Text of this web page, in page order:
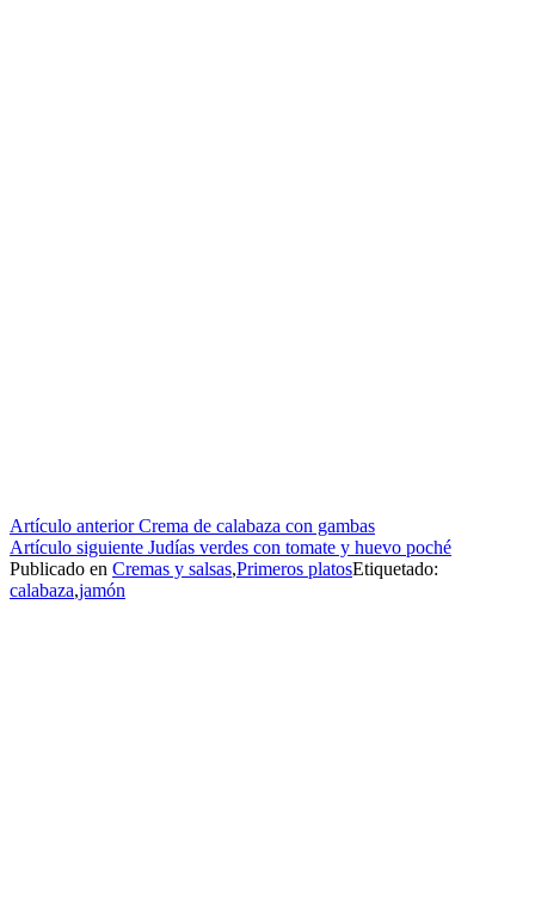
Seguir
leyendo
Artículo anteriorCrema de calabaza con gambas
Artículo siguiente Judías verdes con tomate y huevo poché
Publicado en Cremas y salsas,Primeros platosEtiquetado:
calabaza,jamón